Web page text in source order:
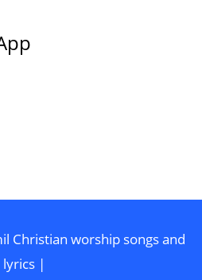
Christian worship songs and
lyrics|